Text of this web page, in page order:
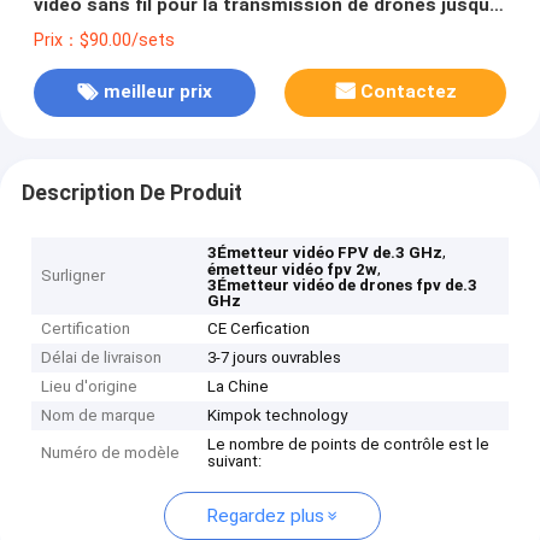
vidéo sans fil pour la transmission de drones jusqu'à
20 km
Prix：$90.00/sets
meilleur prix Contactez
Description De Produit
Surligner
3Émetteur vidéo FPV de.3 GHz,
émetteur vidéo fpv 2w,
3Émetteur vidéo de drones fpv de.3
GHz
Certification
CE Cerfication
Délai de livraison
3-7 jours ouvrables
Lieu d'origine
La Chine
Nom de marque
Kimpok technology
Numéro de modèle
Le nombre de points de contrôle est le
suivant:
Regardez plus